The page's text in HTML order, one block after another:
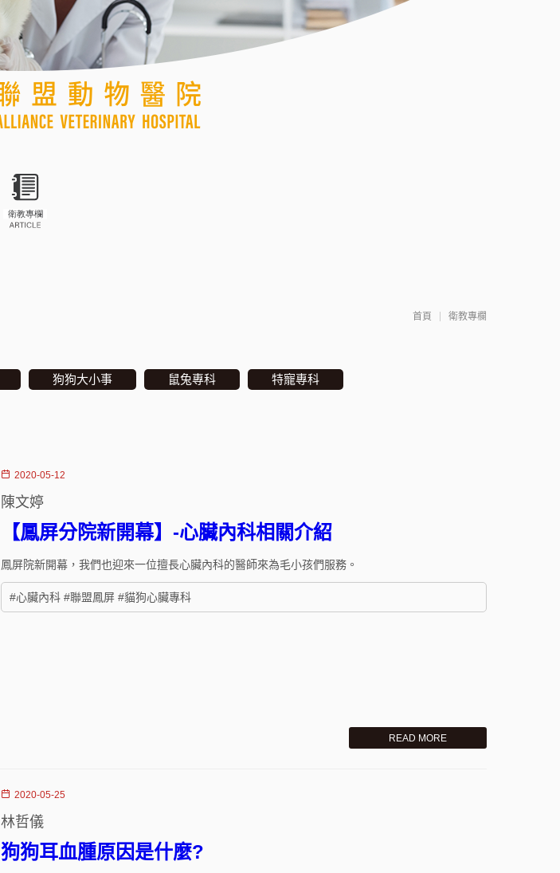
首頁 衛教專欄
狗狗大小事 鼠兔專科 特寵專科
2020-05-12
陳文婷
【鳳屏分院新開幕】-心臟內科相關介紹
鳳屏院新開幕，我們也迎來一位擅長心臟內科的醫師來為毛小孩們服務。
#心臟內科 #聯盟鳳屏 #貓狗心臟專科
READ MORE
2020-05-25
林哲儀
狗狗耳血腫原因是什麼?